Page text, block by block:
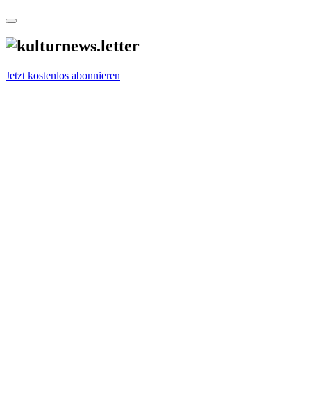
Jetzt kostenlos abonnieren